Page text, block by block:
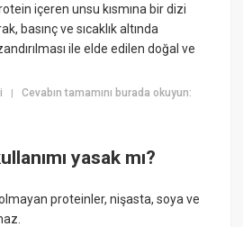
içeren unsu kısmına bir dizi
basınç ve sıcaklık altında
ile elde edilen doğal ve
|Cevabın tamamını burada okuyun:
yasak mı?
proteinler, nişasta, soya ve